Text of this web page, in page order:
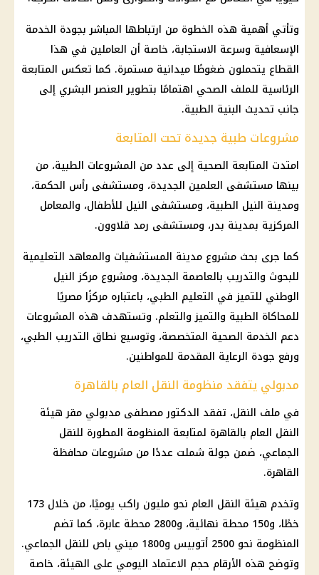
وتأتي أهمية هذه الخطوة من ارتباطها المباشر بجودة الخدمة
الإسعافية وسرعة الاستجابة، خاصة أن العاملين في هذا
القطاع يتحملون ضغوطًا ميدانية مستمرة. كما تعكس المتابعة
الرئاسية للملف الصحي اهتمامًا بتطوير العنصر البشري إلى
جانب تحديث البنية الطبية.
مشروعات طبية جديدة تحت المتابعة
امتدت المتابعة الصحية إلى عدد من المشروعات الطبية، من
بينها مستشفى العلمين الجديدة، ومستشفى رأس الحكمة،
ومدينة النيل الطبية، ومستشفى النيل للأطفال، والمعامل
المركزية بمدينة بدر، ومستشفى رمد قلاوون.
كما جرى بحث مشروع مدينة المستشفيات والمعاهد التعليمية
للبحوث والتدريب بالعاصمة الجديدة، ومشروع مركز النيل
الوطني للتميز في التعليم الطبي، باعتباره مركزًا مصريًا
للمحاكاة الطبية والتميز والتعلم. وتستهدف هذه المشروعات
دعم الخدمة الصحية المتخصصة، وتوسيع نطاق التدريب الطبي،
ورفع جودة الرعاية المقدمة للمواطنين.
مدبولي يتفقد منظومة النقل العام بالقاهرة
في ملف النقل، تفقد الدكتور مصطفى مدبولي مقر هيئة
النقل العام بالقاهرة لمتابعة المنظومة المطورة للنقل
الجماعي، ضمن جولة شملت عددًا من مشروعات محافظة
القاهرة.
وتخدم هيئة النقل العام نحو مليون راكب يوميًا، من خلال 173
خطًا، و150 محطة نهائية، و2800 محطة عابرة، كما تضم
المنظومة نحو 2500 أتوبيس و1800 ميني باص للنقل الجماعي.
وتوضح هذه الأرقام حجم الاعتماد اليومي على الهيئة، خاصة